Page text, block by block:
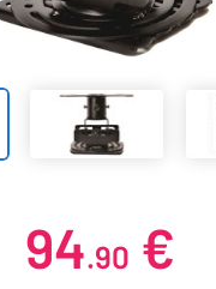
94.90 €